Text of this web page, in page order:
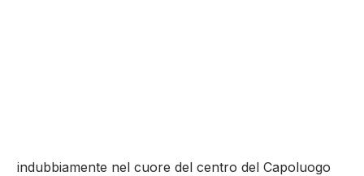
indubbiamente nel cuore del centro del Capoluogo